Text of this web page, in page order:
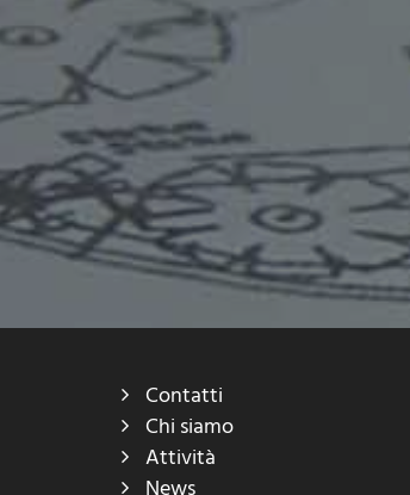
Contatti
Chi siamo
Attività
News